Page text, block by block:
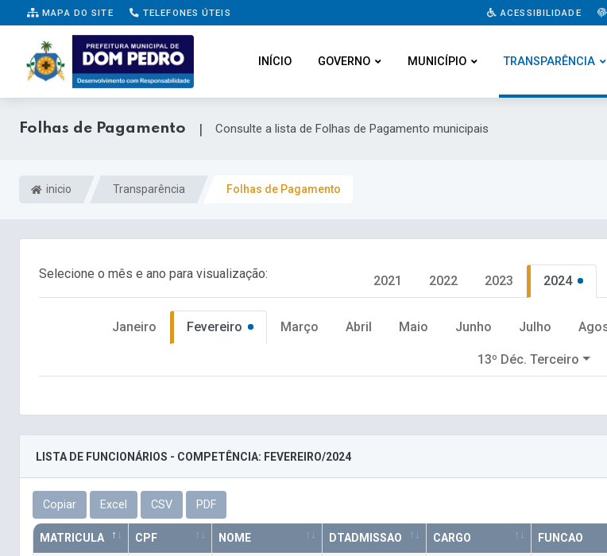
MAPA DO SITE TELEFONES ÚTEIS ACESSIBILIDADE
INÍCIO GOVERNO MUNICÍPIO TRANSPARÊNCIA
Folhas de Pagamento | Consulte a lista de Folhas de Pagamento municipais
inicio Transparência Folhas de Pagamento
Selecione o mês e ano para visualização: 2021 2022 2023 2024
Janeiro Fevereiro Março Abril Maio Junho Julho
13º Déc. Terceiro
LISTA DE FUNCIONÁRIOS - COMPETÊNCIA: FEVEREIRO/2024
Copiar Excel CSV PDF
MATRICULA CPF NOME DTADMISSAO CARGO FUNCAO